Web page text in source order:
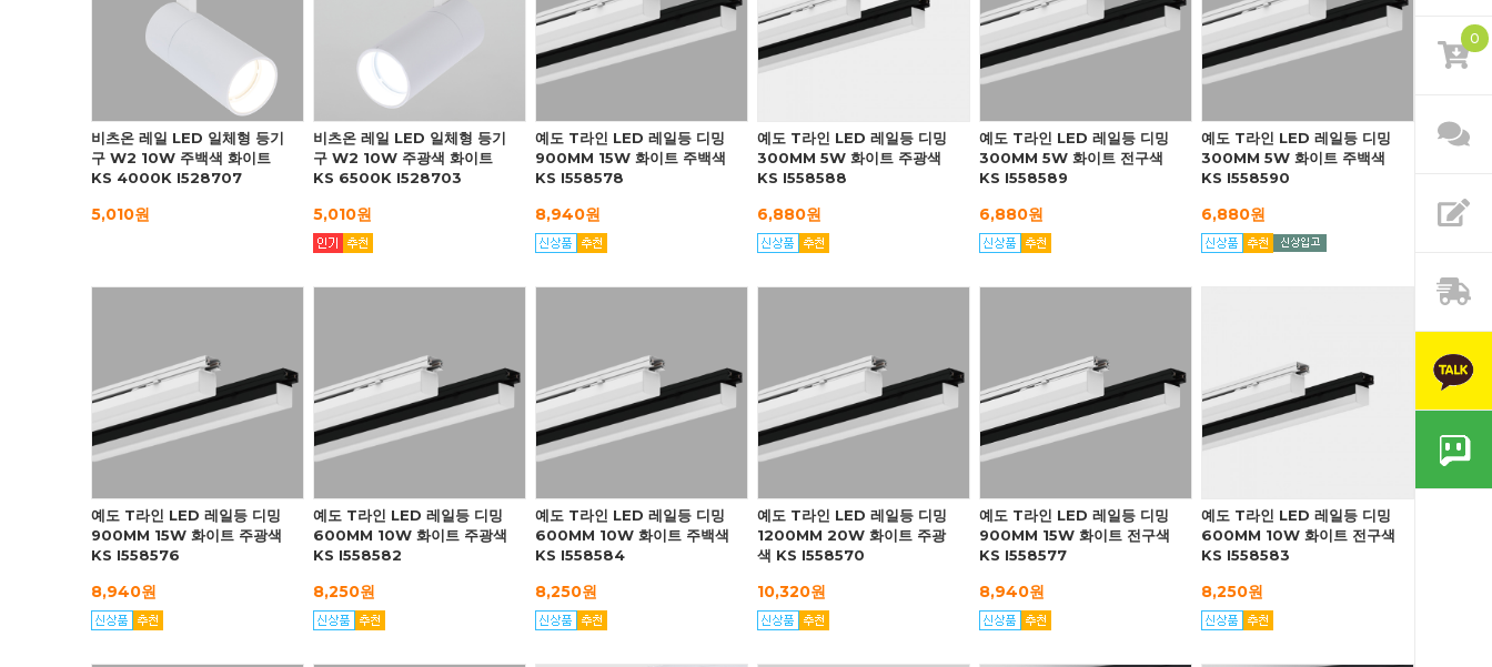
0
비츠온 레일 LED 일체형 등기
구 W2 10W 주백색 화이트
KS 4000K I528707
5,010원
비츠온 레일 LED 일체형 등기
구 W2 10W 주광색 화이트
KS 6500K I528703
5,010원
예도 T라인 LED 레일등 디밍
900MM 15W 화이트 주백색
KS I558578
8,940원
예도 T라인 LED 레일등 디밍
300MM 5W 화이트 주광색
KS I558588
6,880원
예도 T라인 LED 레일등 디밍
300MM 5W 화이트 전구색
KS I558589
6,880원
예도 T라인 LED 레일등 디밍
300MM 5W 화이트 주백색
KS I558590
6,880원
예도 T라인 LED 레일등 디밍
900MM 15W 화이트 주광색
KS I558576
8,940원
예도 T라인 LED 레일등 디밍
600MM 10W 화이트 주광색
KS I558582
8,250원
예도 T라인 LED 레일등 디밍
600MM 10W 화이트 주백색
KS I558584
8,250원
예도 T라인 LED 레일등 디밍
1200MM 20W 화이트 주광
색 KS I558570
10,320원
예도 T라인 LED 레일등 디밍
900MM 15W 화이트 전구색
KS I558577
8,940원
예도 T라인 LED 레일등 디밍
600MM 10W 화이트 전구색
KS I558583
8,250원